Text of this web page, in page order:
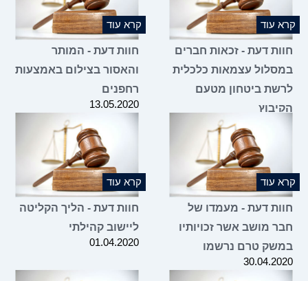
קרא עוד
חוות דעת - זכאות חברים
במסלול עצמאות כלכלית
לרשת ביטחון מטעם
הקיבוץ
קרא עוד
חוות דעת - המותר
והאסור בצילום באמצעות
רחפנים
13.05.2020
קרא עוד
חוות דעת - מעמדו של
חבר מושב אשר זכויותיו
במשק טרם נרשמו
30.04.2020
קרא עוד
חוות דעת - הליך הקליטה
ליישוב קהילתי
01.04.2020